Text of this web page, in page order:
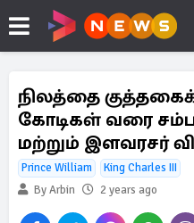
நிலத்தை
கோடிகள் வரை
மற்றும் இளவரசர்
Prince William
King Charles III
By Arbin
2 years ago